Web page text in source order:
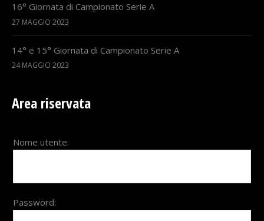
16° Giornata di Campionato Serie A
27 MAGGIO 2023
14° e 15° Giornata di Campionato Serie A
24 MAGGIO 2023
Area riservata
Nome utente:
Password: